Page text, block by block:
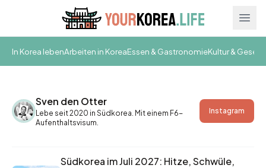
In Korea lebenArbeiten in KoreaEssen & GastronomieKultur &
Sven den Otter
Lebe seit 2020 in Südkorea. Mit einem F6-
Aufenthaltsvisum.
Instagram
Südkorea im Juli 2027: Hitze, Schwüle,